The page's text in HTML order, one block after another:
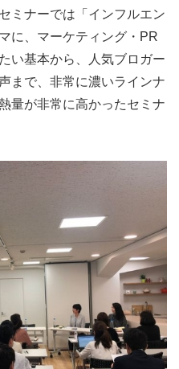
ミナーでは「インフルエン
に、マーケティング・PR
い基本から、人気ブロガー
まで、非常に濃いラインナ
量が非常に高かったセミナ